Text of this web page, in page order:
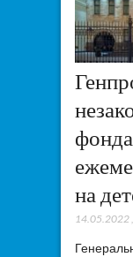
на
14.05.2022,